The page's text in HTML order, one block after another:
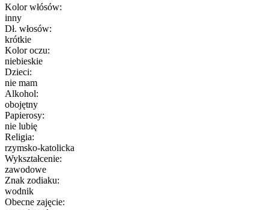
Kolor włósów:
inny
Dł. włosów:
krótkie
Kolor oczu:
niebieskie
Dzieci:
nie mam
Alkohol:
obojętny
Papierosy:
nie lubię
Religia:
rzymsko-katolicka
Wykształcenie:
zawodowe
Znak zodiaku:
wodnik
Obecne zajęcie: